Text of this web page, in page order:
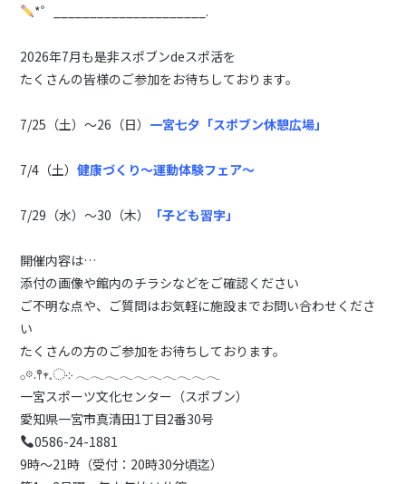
*゜_____________________.
2026年7月も是非スポブンdeスポ活を
たくさんの皆様のご参加をお待ちしております。
7/25（土）～26（日） 一宮七夕「スポブン休憩広場」
7/4（土）健康づくり～運動体験フェア～
7/29（水）～30（木） 「子ども習字」
開催内容は…
添付の画像や館内のチラシなどをご確認ください
ご不明な点や、ご質問はお気軽に施設までお問い合わせくださ
い
たくさんの方のご参加をお待ちしております。
𓂂𖡼.𖤣𖥧𓈒◌܀ 𓂃𓂃𓂃𓂃𓂃𓂃𓂃𓂃𓂃𓂃
一宮スポーツ文化センター（スポブン）
愛知県一宮市真清田1丁目2番30号
0586-24-1881
9時〜21時（受付：20時30分頃迄）